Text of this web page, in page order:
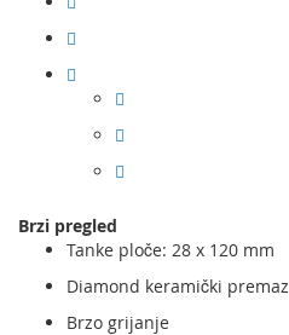
Brzi pregled
Tanke ploče: 28 x 120 mm
Diamond keramički premaz
Brzo grijanje